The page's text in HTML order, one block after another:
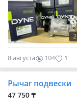
2
8 августа 104 1
Рычаг подвески
47 750 ₸